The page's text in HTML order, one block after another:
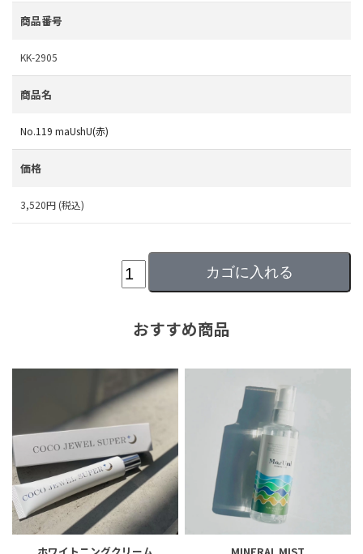
商品番号
KK-2905
商品名
No.119 maUshU(赤)
価格
3,520円 (税込)
おすすめ商品
ホワイトニングクリーム MINERAL MIST